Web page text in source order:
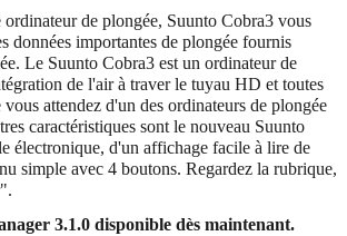
de plongée, Suunto Cobra3 vous
données importantes de plongée fournis
Le Suunto Cobra3 est un ordinateur de
de l'air à traver le tuyau HD et toutes
attendez d'un des ordinateurs de plongée
caractéristiques sont le nouveau Suunto
électronique, d'un affichage facile à lire de
simple avec 4 boutons. Regardez la rubrique,
3.1.0 disponible dès maintenant.